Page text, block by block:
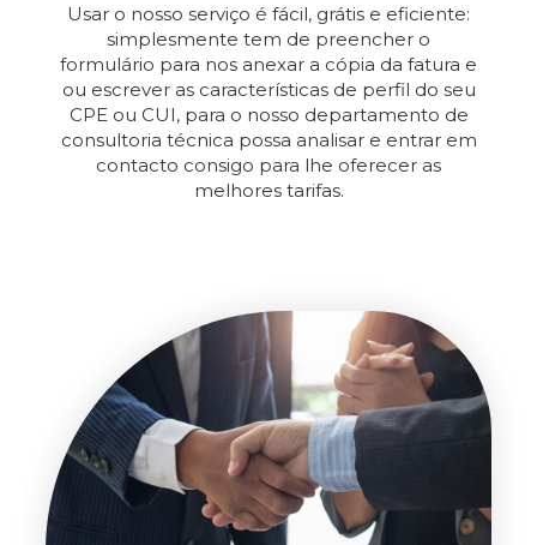
Usar o nosso serviço é fácil, grátis e eficiente:
simplesmente tem de preencher o
formulário para nos anexar a cópia da fatura e
ou escrever as características de perfil do seu
CPE ou CUI, para o nosso departamento de
consultoria técnica possa analisar e entrar em
contacto consigo para lhe oferecer as
melhores tarifas.